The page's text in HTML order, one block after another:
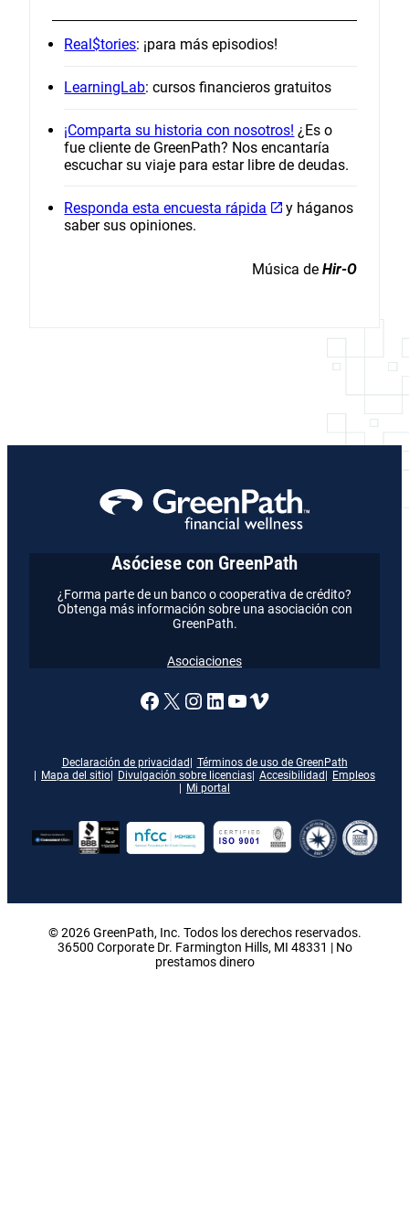
Real$tories: ¡para más episodios!
LearningLab: cursos financieros gratuitos
¡Comparta su historia con nosotros! ¿Es o
fue cliente de GreenPath? Nos encantaría
escuchar su viaje para estar libre de deudas.
Responda esta encuesta rápida
y háganos
saber sus opiniones.
Música de Hir-O
Declaración de privacidad
Términos de uso de GreenPath
Mapa del sitio
Divulgación sobre licencias Accesibilidad
Empleos
Mi portal
Enlace a nuestra página de
X Enlace a nuestra
Enlace a nuestra
Enlace a nuestra
Vimeo
Asóciese con GreenPath
¿Forma parte de un banco o cooperativa de crédito?
Obtenga más información sobre una asociación con
GreenPath.
Asociaciones
© 2026 GreenPath, Inc. Todos los derechos reservados.
36500 Corporate Dr. Farmington Hills, MI 48331 | No
prestamos dinero